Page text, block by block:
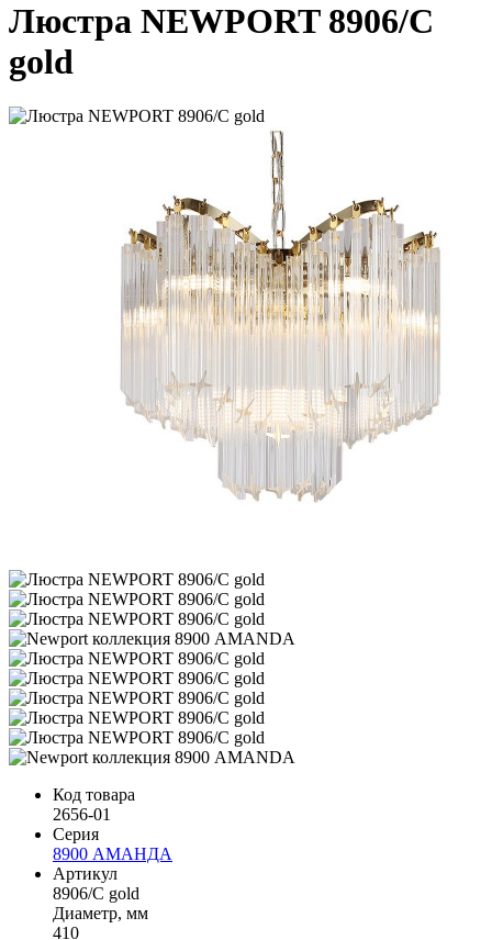
Люстра NEWPORT 8906/C
gold
Код товара
2656-01
Серия
8900 АМАНДА
Артикул
8906/C gold
Диаметр, мм
410